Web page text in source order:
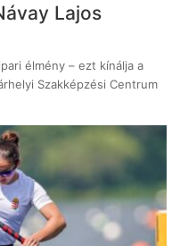
Lajos
élmény – ezt kínálja a
Szakképzési Centrum